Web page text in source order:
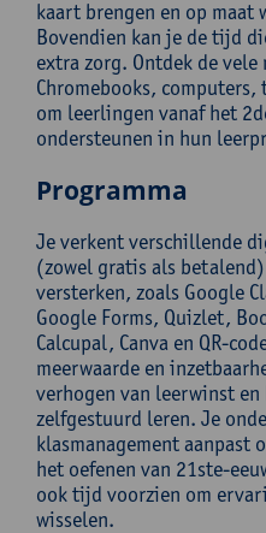
kaart brengen en op maat
Bovendien kan je de tijd
extra zorg. Ontdek de
Chromebooks,
om leerlingen vanaf het
ondersteunen in hun
Programma
Je verkent verschillende
(zowel gratis als
versterken, zoals Google
Google Forms, Quizlet,
Calcupal, Canva en QR-
meerwaarde en
verhogen van leerwinst
zelfgestuurd leren. Je
klasmanagement aanpast
het oefenen van 21ste-
ook tijd voorzien om
wisselen.